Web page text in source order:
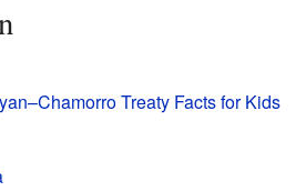
Treaty Facts for Kids